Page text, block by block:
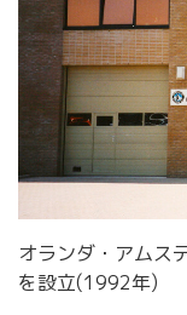
オランダ・アムス
を設立(1992年)​